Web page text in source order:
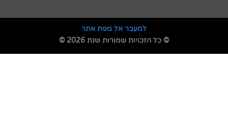
למעבר אל מפת אתר
© כל הזכויות שמורות שנת 2026 ©